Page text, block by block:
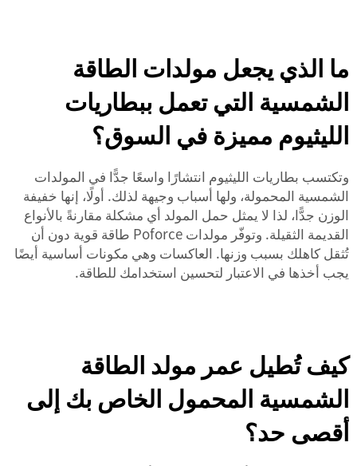
ما الذي يجعل مولدات الطاقة
الشمسية التي تعمل ببطاريات
الليثيوم مميزة في السوق؟
وتكتسب بطاريات الليثيوم انتشارًا واسعًا جدًّا في المولدات
الشمسية المحمولة، ولها أسباب وجيهة لذلك. أولًا، إنها خفيفة
الوزن جدًّا، لذا لا يمثل حمل المولد أي مشكلة مقارنةً بالأنواع
القديمة الثقيلة. وتوفّر مولدات Poforce طاقة قوية دون أن
تُثقل كاهلك بسبب وزنها. العاكسات وهي مكونات أساسية أيضًا
يجب أخذها في الاعتبار لتحسين استخدامك للطاقة.
كيف تُطيل عمر مولد الطاقة
الشمسية المحمول الخاص بك إلى
أقصى حد؟